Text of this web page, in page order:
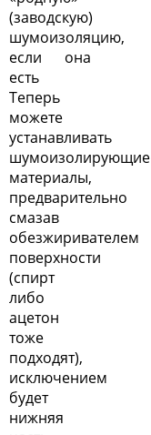
(заводскую)
шумоизоляцию,
если она
есть
Теперь
можете
устанавливать
шумоизолирующие
материалы,
предварительно
смазав
обезжиривателем
поверхности
(спирт
либо
ацетон
тоже
подходят),
исключением
будет
нижняя